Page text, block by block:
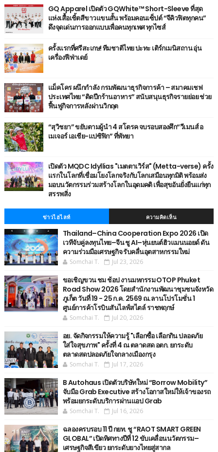
GQ Apparel เปิดตัว GQWhite™ Short-Sleeve ที่สุด
แห่งเสื้อเชิ้ตสีขาวแขนสั้น พร้อมคอนเซ็ปต์ “จีคิวฟิตทุกคน”
ดึงจุดเด่นการออกแบบเพื่อคนทุกเพศ ทุกไซส์
ครั้งแรกที่ศรีสะเกษ! ทีมชาติไทย ปะทะ เติร์กเมนิสถาน อุ่น
เครื่องฟีฟ่าเดย์
แม็คโคร ผนึกกำลัง กรมพัฒนาธุรกิจการค้า – สมาคมเชฟ
ประเทศไทย “ติดปีกร้านอาหาร” สนับสนุนธุรกิจรายย่อย ช่วย
ฟื้นฟูกิจการหลังผ่านวิกฤต
“สุวิชยา” ขยับตามผู้นำ 4 สโตรค จบรอบสองศึก“วีเมนส์ อ
เมเจอร์ เอเชีย-แปซิฟิก” ที่พัทยา
เปิดตัว MQDC Idyllias "เมตตาเวิร์ส" (Metta-verse) ครั้ง
แรกในโลกที่เชื่อมโยงโลกจริงกับโลกเสมือนทุกมิติ พร้อมส่ง
มอบนวัตกรรมร่วมสร้างโลกในอุดมคติ เพื่อสุขอันยั่งยืนแก่ทุก
สรรพสิ่ง
ข่าวไฮไลท์ ความคิดเห็น
Thailand–China Cooperation Expo 2026 เปิด
เวทีจับคู่ลงทุนไทย–จีน ชู AI–หุ่นยนต์ฮิวแมนนอยด์ ดัน
ความร่วมมือเศรษฐกิจ รับคลื่นอุตสาหกรรมใหม่
Somchai T. Jul 23, 2026
ขอเชิญขวน ชม ช้อป งานมหกรรม OTOP Phuket
Road Show 2026 โดยสำนักงานพัฒนาชุมชนจังหวัด
ภูเก็ต วันที่ 19 - 25 ก.ค. 2569 ณ.ลานโปรโมชั่น 1
ศูนย์การค้าโรบินสันไลฟ์สไตล์ ราชพฤกษ์
Somchai T. Jul 20, 2026
อย. จัดกิจกรรมให้ความรู้ "เลือกซื้อ เลือกกิน ปลอดภัย
ใส่ใจสุขภาพ" ครั้งที่ 4 ณ ตลาดสด อตก. ยกระดับ
ตลาดสดปลอดภัยใจกลางเมืองกรุง
Somchai T. Jul 17, 2026
B Autohaus เปิดตัวบริษัทใหม่ “Borrow Mobility”
จับมือ Grab Executive สร้างโอกาสใหม่ให้เจ้าของรถ
พร้อมยกระดับบริการผ่านแอป Grab
Somchai T. Jul 16, 2026
ฉลองครบรอบ 11 ปี กยท. ชู “RAOT SMART GREEN
GLOBAL” เปิดทิศทางปีที่ 12 ขับเคลื่อนนวัตกรรม–
เศรษฐกิจสีเขียว ยกระดับยางไทยสู่สากล